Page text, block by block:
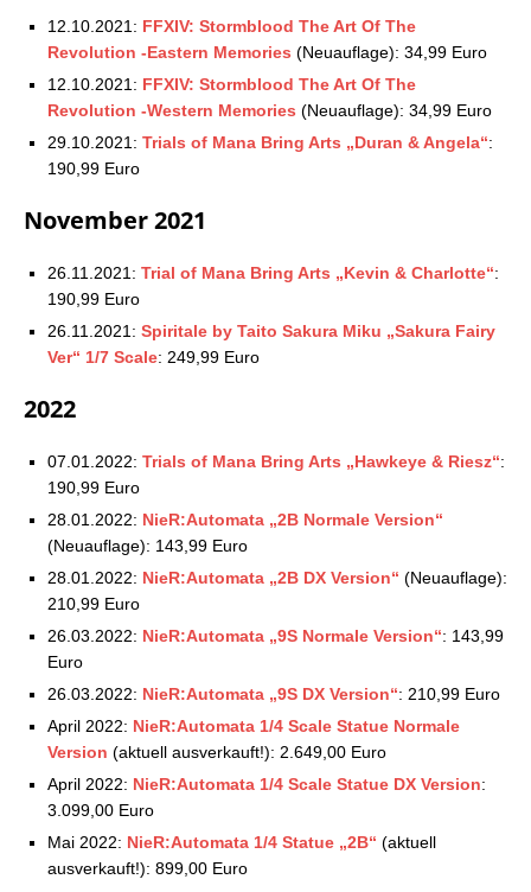
12.10.2021: FFXIV: Stormblood The Art Of The
Revolution -Eastern Memories (Neuauflage): 34,99 Euro
12.10.2021: FFXIV: Stormblood The Art Of The
Revolution -Western Memories (Neuauflage): 34,99 Euro
29.10.2021: Trials of Mana Bring Arts „Duran & Angela“:
190,99 Euro
November 2021
26.11.2021: Trial of Mana Bring Arts „Kevin & Charlotte“:
190,99 Euro
26.11.2021: Spiritale by Taito Sakura Miku „Sakura Fairy
Ver“ 1/7 Scale: 249,99 Euro
2022
07.01.2022: Trials of Mana Bring Arts „Hawkeye & Riesz“:
190,99 Euro
28.01.2022: NieR:Automata „2B Normale Version“
(Neuauflage): 143,99 Euro
28.01.2022: NieR:Automata „2B DX Version“ (Neuauflage):
210,99 Euro
26.03.2022: NieR:Automata „9S Normale Version“: 143,99
Euro
26.03.2022: NieR:Automata „9S DX Version“: 210,99 Euro
April 2022: NieR:Automata 1/4 Scale Statue Normale
Version (aktuell ausverkauft!): 2.649,00 Euro
April 2022: NieR:Automata 1/4 Scale Statue DX Version:
3.099,00 Euro
Mai 2022: NieR:Automata 1/4 Statue „2B“ (aktuell
ausverkauft!): 899,00 Euro